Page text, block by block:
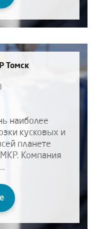
Томск
наиболее
кусковых и
планете
МКР. Компания